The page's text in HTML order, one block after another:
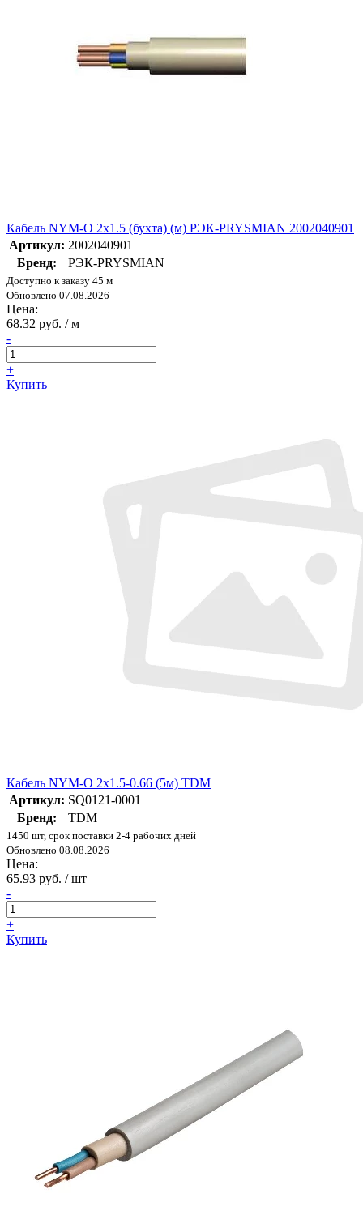
Кабель NYM-O 2х1.5 (бухта) (м) РЭК-PRYSMIAN 2002040901
Артикул: 2002040901
Бренд:
РЭК-PRYSMIAN
Доступно к заказу 45 м
Обновлено 07.08.2026
Цена:
68.32 руб. / м
-
+
Купить
Кабель NYM-O 2х1.5-0.66 (5м) TDM
Артикул: SQ0121-0001
Бренд:
TDM
1450 шт, срок поставки 2-4 рабочих дней
Обновлено 08.08.2026
Цена:
65.93 руб. / шт
-
+
Купить